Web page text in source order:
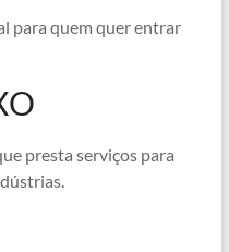
para quem quer entrar
presta serviços para